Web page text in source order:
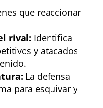
que reaccionar
rival: Identifica
y atacados
La defensa
para esquivar y